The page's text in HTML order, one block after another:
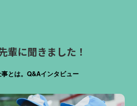
輩に聞きました！
とは。Q&Aインタビュー